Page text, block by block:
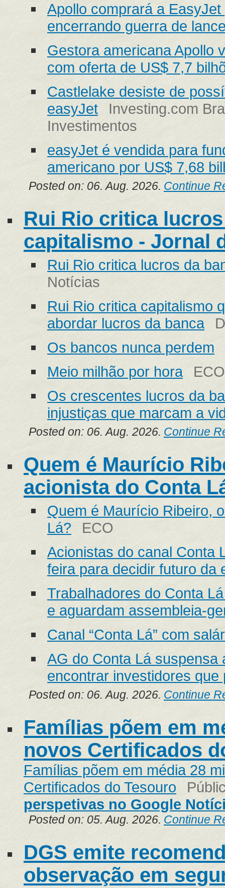
Apollo comprará a
encerrando guerra de
Gestora americana Apollo
com oferta de US$ 7,7
Castlelake desiste de
easyJet
Investing.com
Investimentos
easyJet é vendida para
americano por US$ 7,68
Posted on: 06. Aug. 2026. Continue
Rui Rio critica
capitalismo - Jornal
Rui Rio critica lucros da
Notícias
Rui Rio critica capitalismo
abordar lucros da banca
Os bancos nunca perdem
Meio milhão por hora
ECO
Os crescentes lucros da
injustiças que marcam a
Posted on: 06. Aug. 2026. Continue
Quem é Maurício
acionista do Conta
Quem é Maurício Ribeiro,
Lá?
ECO
Acionistas do canal Conta
feira para decidir futuro da
Trabalhadores do Conta
e aguardam assembleia-
Canal “Conta Lá” com
AG do Conta Lá suspensa
encontrar investidores que
Posted on: 06. Aug. 2026. Continue
Famílias põem em
novos Certificados
Famílias põem em média 28
Certificados do Tesouro
perspetivas no Google
Posted on: 05. Aug. 2026. Continue
DGS emite
observação em